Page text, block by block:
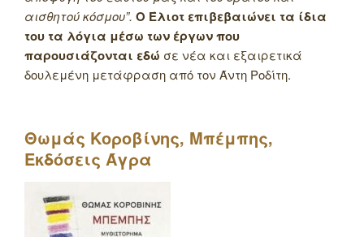
αισθητού κόσμου”. Ο Έλιοτ επιβεβαιώνει τα ίδια
του τα λόγια μέσω των έργων που
παρουσιάζονται εδώ σε νέα και εξαιρετικά
δουλεμένη μετάφραση από τον Άντη Ροδίτη.
Θωμάς Κοροβίνης, Μπέμπης,
Εκδόσεις Άγρα